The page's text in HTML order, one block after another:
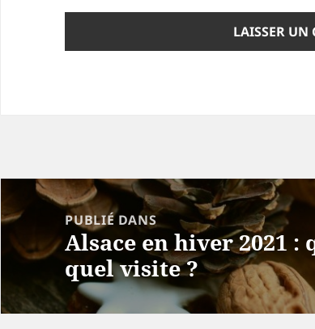
Navigation
de
l’article
PUBLIÉ DANS
Alsace en hiver 2021
quel visite ?